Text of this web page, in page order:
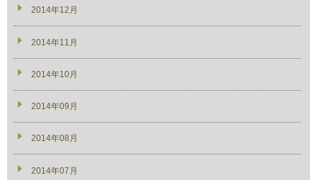
2014年12月
2014年11月
2014年10月
2014年09月
2014年08月
2014年07月